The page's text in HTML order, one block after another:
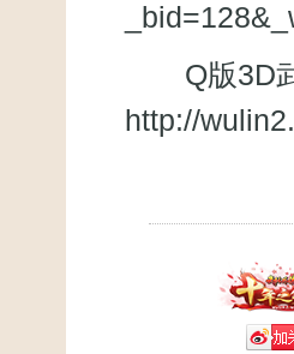
Q版3D武
http://